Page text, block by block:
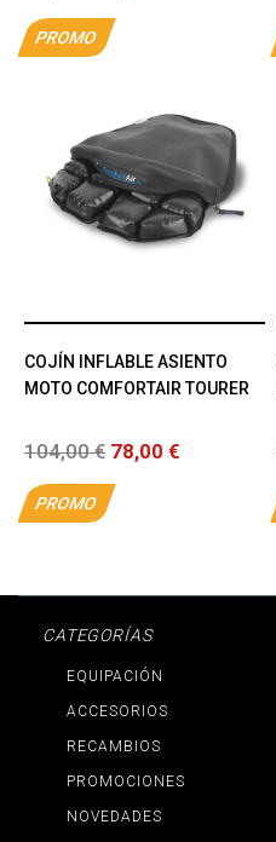
PROMO
COJÍN INFLABLE ASIENTO
MOTO COMFORTAIR TOURER
104,00 € 78,00 €
PROMO
CATEGORÍAS
EQUIPACIÓN
ACCESORIOS
RECAMBIOS
PROMOCIONES
NOVEDADES